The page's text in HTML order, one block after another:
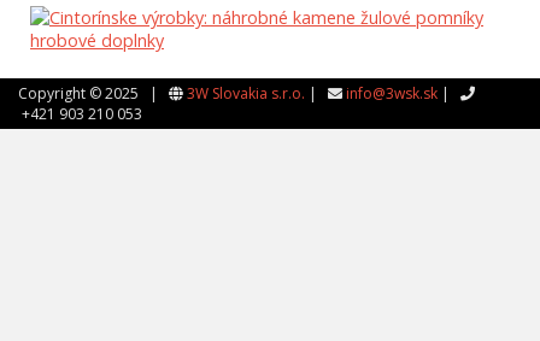
Copyright © 2025 | 3W Slovakia s.r.o. | info@3wsk.sk |
+421 903 210 053